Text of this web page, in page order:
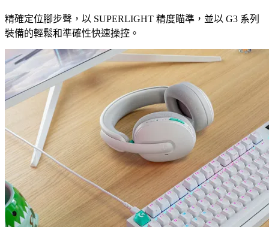
精確定位腳步聲，以 SUPERLIGHT 精度瞄準，並以 G3 系列
裝備的輕鬆和準確性快速操控。